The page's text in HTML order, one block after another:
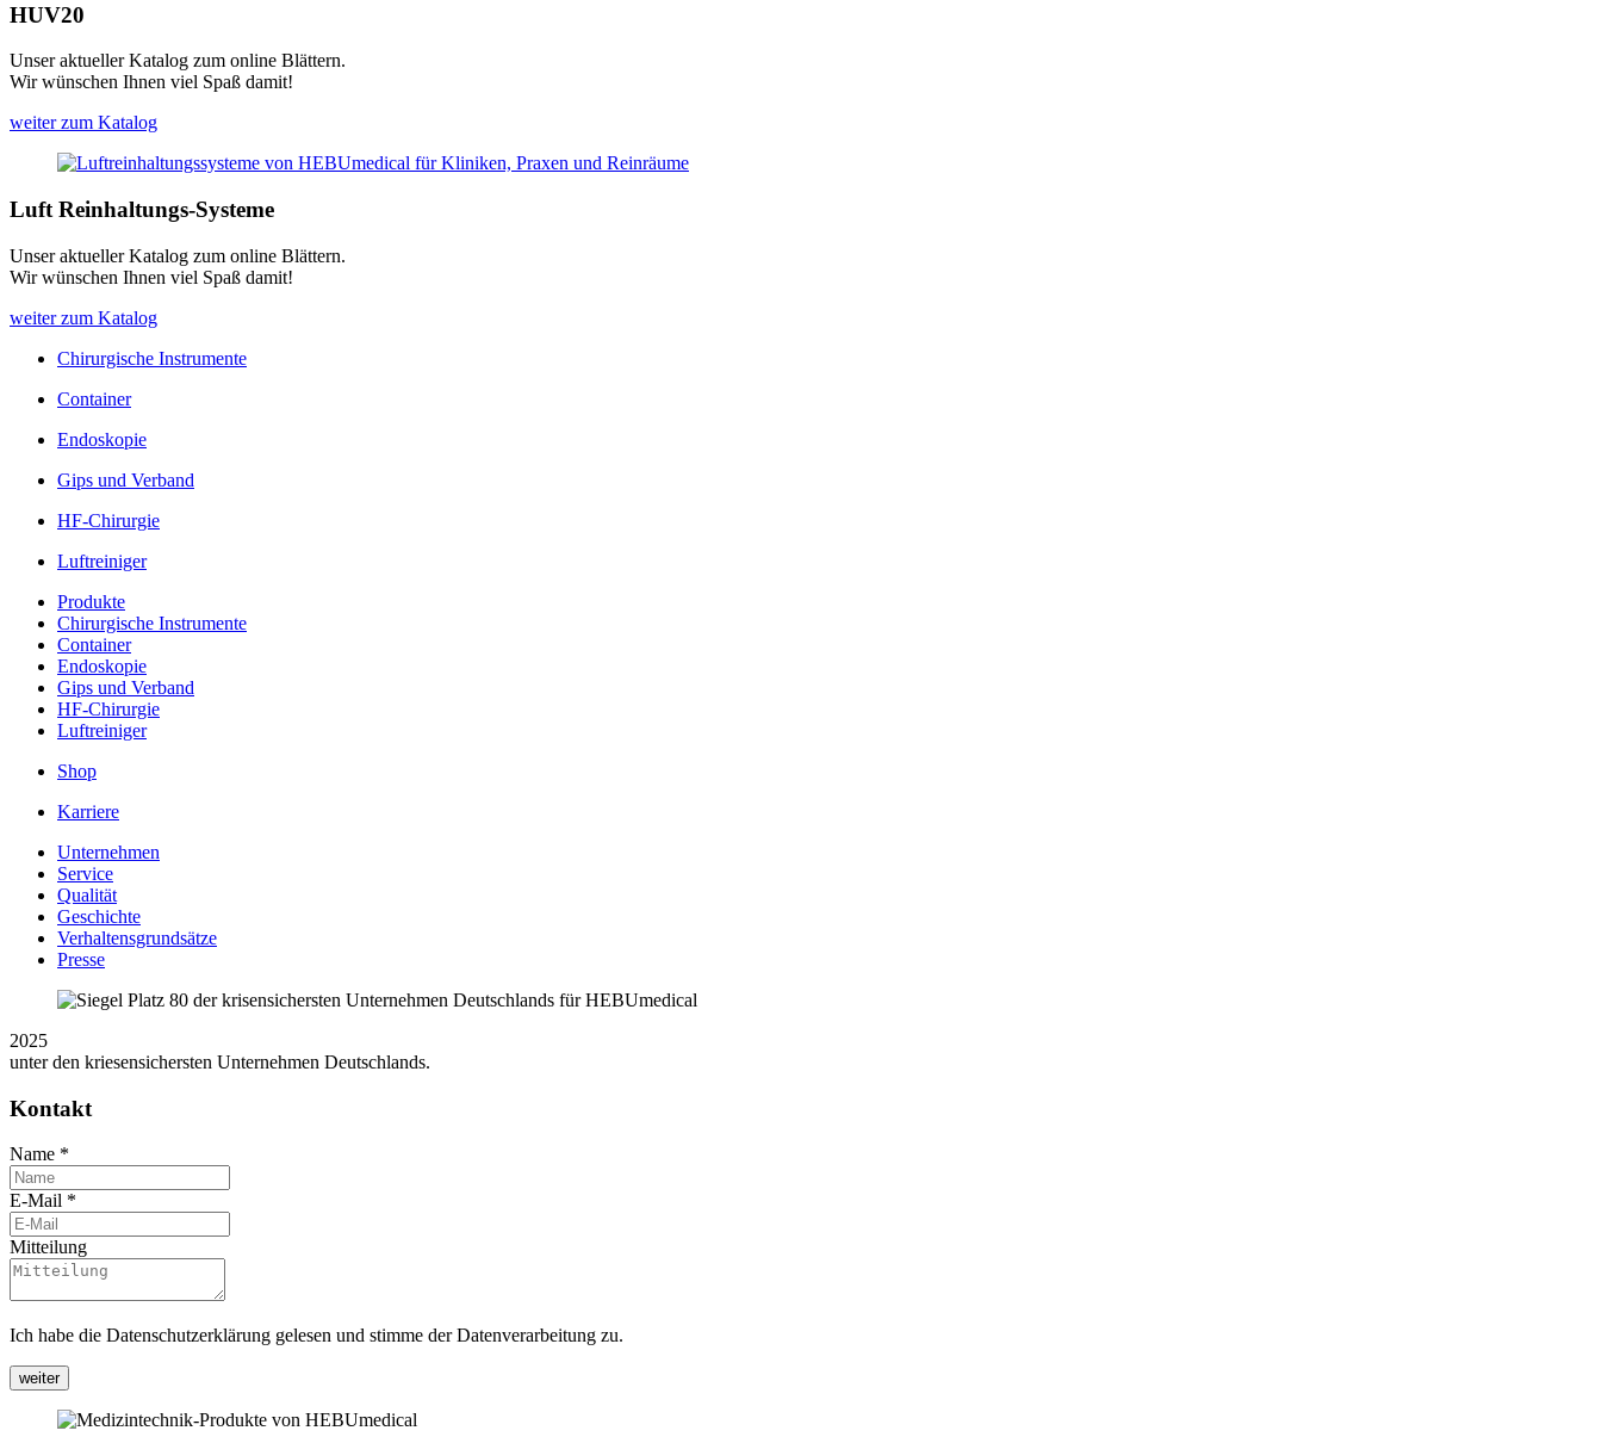
HUV20
Unser aktueller Katalog zum online Blättern.
Wir wünschen Ihnen viel Spaß damit!
weiter zum Katalog
Luft Reinhaltungs-Systeme
Unser aktueller Katalog zum online Blättern.
Wir wünschen Ihnen viel Spaß damit!
weiter zum Katalog
Chirurgische Instrumente
Container
Endoskopie
Gips und Verband
HF-Chirurgie
Luftreiniger
Produkte
Chirurgische Instrumente
Container
Endoskopie
Gips und Verband
HF-Chirurgie
Luftreiniger
Shop
Karriere
Unternehmen
Service
Qualität
Geschichte
Verhaltensgrundsätze
Presse
2025
unter den kriesensichersten Unternehmen Deutschlands.
Kontakt
Name *
E-Mail *
Mitteilung
Ich habe die Datenschutzerklärung gelesen und stimme der Datenverarbeitung zu.
weiter